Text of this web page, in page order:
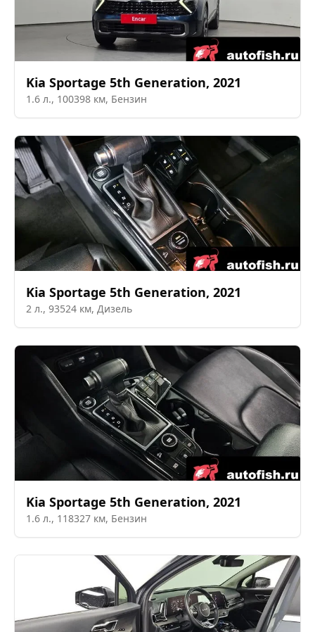
Kia Sportage 5th Generation, 2021
1.6 л., 100398 км, Бензин
Kia Sportage 5th Generation, 2021
2 л., 93524 км, Дизель
Kia Sportage 5th Generation, 2021
1.6 л., 118327 км, Бензин